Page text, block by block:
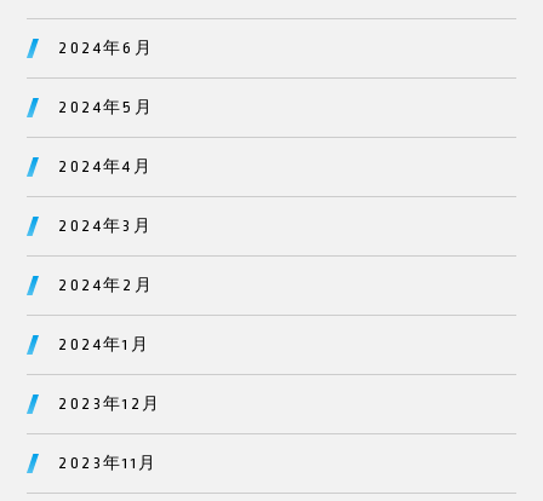
2024年6月
2024年5月
2024年4月
2024年3月
2024年2月
2024年1月
2023年12月
2023年11月